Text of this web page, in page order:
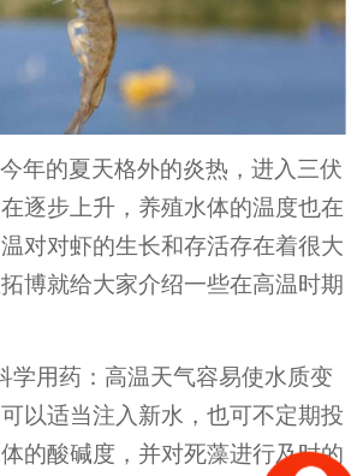
年的夏天格外的炎热，进入三伏
逐步上升，养殖水体的温度也在
对对虾的生长和存活存在着很大
博就给大家介绍一些在高温时期
学用药：高温天气容易使水质变
以适当注入新水，也可不定期投
的酸碱度，并对死藻进行及时的